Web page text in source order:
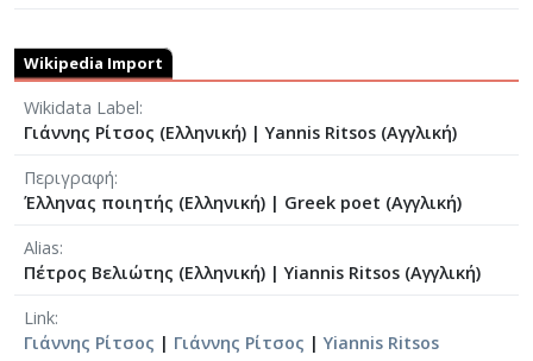
Wikipedia Import
Wikidata Label
Γιάννης Ρίτσος (Ελληνική) |Yannis Ritsos (Αγγλική)
Περιγραφή
Έλληνας ποιητής (Ελληνική) | Greek poet (Αγγλική)
Alias
Πέτρος Βελιώτης (Ελληνική) |Yiannis Ritsos (Αγγλική)
Link
Γιάννης Ρίτσος | Γιάννης Ρίτσος |Yiannis Ritsos